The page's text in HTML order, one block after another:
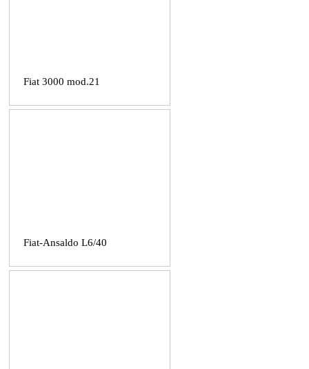
Fiat 3000 mod.21
Fiat-Ansaldo L6/40